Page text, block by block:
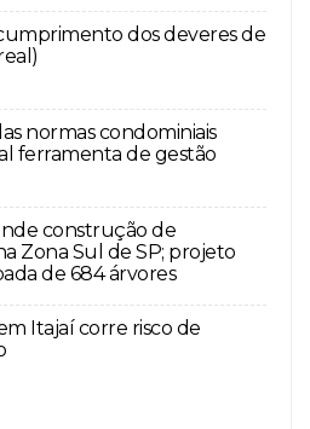
dos deveres de
normas condominiais
ferramenta de gestão
construção de
Zona Sul de SP; projeto
de 684 árvores
Itajaí corre risco de